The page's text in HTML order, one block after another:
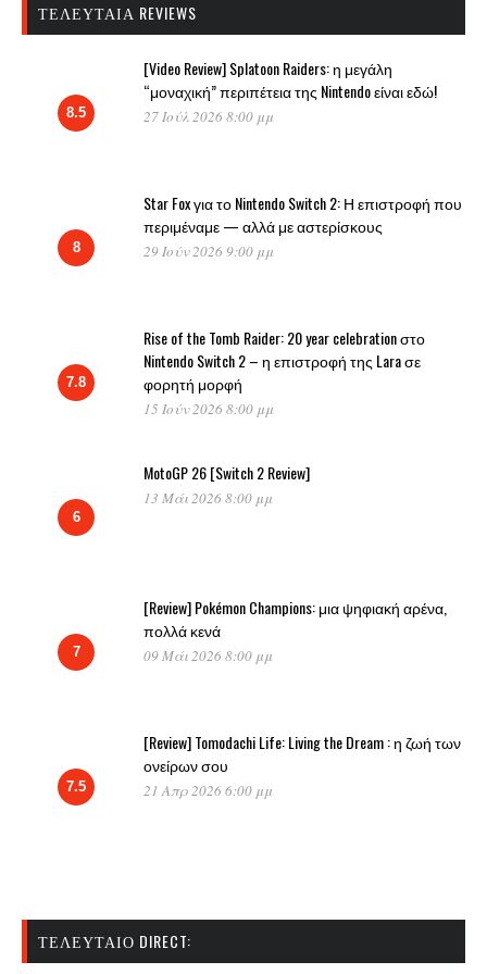
ΤΕΛΕΥΤΑΊΑ REVIEWS
8.5
[Video Review] Splatoon Raiders: η μεγάλη
“μοναχική” περιπέτεια της Nintendo είναι εδώ!
27 Ιούλ 2026 8:00 μμ
8
Star Fox για το Nintendo Switch 2: Η επιστροφή που
περιμέναμε — αλλά με αστερίσκους
29 Ιούν 2026 9:00 μμ
7.8
Rise of the Tomb Raider: 20 year celebration στο
Nintendo Switch 2 – η επιστροφή της Lara σε
φορητή μορφή
15 Ιούν 2026 8:00 μμ
6
MotoGP 26 [Switch 2 Review]
13 Μάι 2026 8:00 μμ
7
[Review] Pokémon Champions: μια ψηφιακή αρένα,
πολλά κενά
09 Μάι 2026 8:00 μμ
7.5
[Review] Tomodachi Life: Living the Dream : η ζωή των
ονείρων σου
21 Απρ 2026 6:00 μμ
ΤΕΛΕΥΤΑΊΟ DIRECT: